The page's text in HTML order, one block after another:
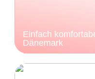
Einfach
Dänemark